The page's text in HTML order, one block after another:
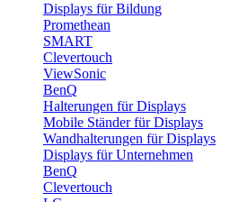
Displays für Bildung
Promethean
SMART
Clevertouch
ViewSonic
BenQ
Halterungen für Displays
Mobile Ständer für Displays
Wandhalterungen für Displays
Displays für Unternehmen
BenQ
Clevertouch